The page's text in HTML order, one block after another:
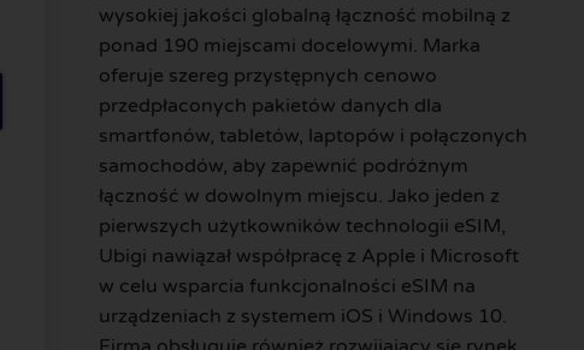
wysokiej jakości globalną łączność mobilną z
ponad 190 miejscami docelowymi. Marka
oferuje szereg przystępnych cenowo
przedpłaconych pakietów danych dla
smartfonów, tabletów, laptopów i połączonych
samochodów, aby zapewnić podróżnym
łączność w dowolnym miejscu. Jako jeden z
pierwszych użytkowników technologii eSIM,
Ubigi nawiązał współpracę z Apple i Microsoft
w celu wsparcia funkcjonalności eSIM na
urządzeniach z systemem iOS i Windows 10.